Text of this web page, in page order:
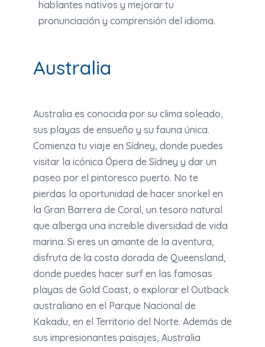
hablantes nativos y mejorar tu
pronunciación y comprensión del idioma.
Australia
Australia es conocida por su clima soleado,
sus playas de ensueño y su fauna única.
Comienza tu viaje en Sídney, donde puedes
visitar la icónica Ópera de Sídney y dar un
paseo por el pintoresco puerto. No te
pierdas la oportunidad de hacer snorkel en
la Gran Barrera de Coral, un tesoro natural
que alberga una increíble diversidad de vida
marina. Si eres un amante de la aventura,
disfruta de la costa dorada de Queensland,
donde puedes hacer surf en las famosas
playas de Gold Coast, o explorar el Outback
australiano en el Parque Nacional de
Kakadu, en el Territorio del Norte. Además de
sus impresionantes paisajes, Australia